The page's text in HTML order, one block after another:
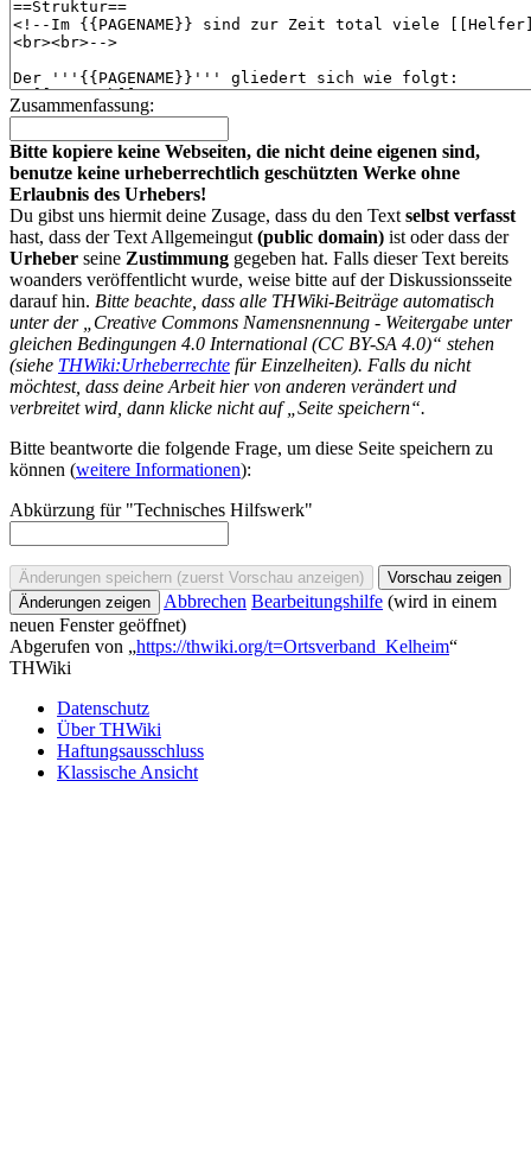
Zusammenfassung:
Bitte kopiere keine Webseiten, die nicht deine eigenen sind,
benutze keine urheberrechtlich geschützten Werke ohne
Erlaubnis des Urhebers!
Du gibst uns hiermit deine Zusage, dass du den Text selbst verfasst
hast, dass der Text Allgemeingut (public domain) ist oder dass der
Urheber seine Zustimmung gegeben hat. Falls dieser Text bereits
woanders veröffentlicht wurde, weise bitte auf der Diskussionsseite
darauf hin. Bitte beachte, dass alle THWiki-Beiträge automatisch
unter der „Creative Commons Namensnennung - Weitergabe unter
gleichen Bedingungen 4.0 International (CC BY-SA 4.0)“ stehen
(siehe THWiki:Urheberrechte für Einzelheiten). Falls du nicht
möchtest, dass deine Arbeit hier von anderen verändert und
verbreitet wird, dann klicke nicht auf „Seite speichern“.
Bitte beantworte die folgende Frage, um diese Seite speichern zu
können (weitere Informationen):
Abkürzung für "Technisches Hilfswerk"
Abbrechen Bearbeitungshilfe (wird in einem
neuen Fenster geöffnet)
Abgerufen von „https://thwiki.org/t=Ortsverband_Kelheim“
THWiki
Datenschutz
Über THWiki
Haftungsausschluss
Klassische Ansicht